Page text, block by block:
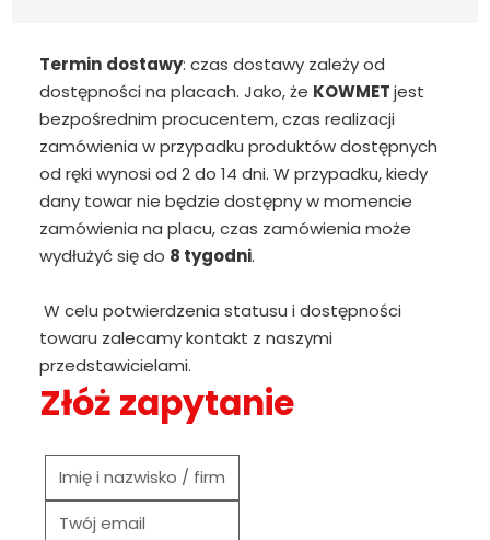
Termin dostawy: czas dostawy zależy od
dostępności na placach. Jako, że KOWMETjest
bezpośrednim procucentem, czas realizacji
zamówienia w przypadku produktów dostępnych
od ręki wynosi od 2 do 14 dni. W przypadku, kiedy
dany towar nie będzie dostępny w momencie
zamówienia na placu, czas zamówienia może
wydłużyć się do 8 tygodni.
W celu potwierdzenia statusu i dostępności
towaru zalecamy kontakt z naszymi
przedstawicielami.
Złóż zapytanie